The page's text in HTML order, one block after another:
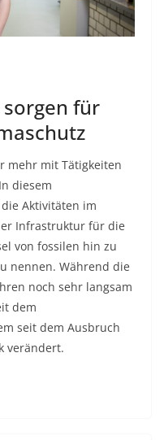
für
mehr mit Tätigkeiten
diesem
Aktivitäten im
Infrastruktur für die
von fossilen hin zu
nennen. Während die
noch sehr langsam
dem
seit dem Ausbruch
verändert.